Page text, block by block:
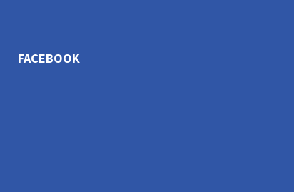
FACEBOOK